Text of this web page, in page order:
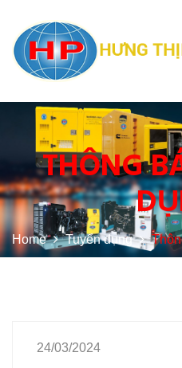
THÔNG
Home Tuyển dụng
24/03/2024